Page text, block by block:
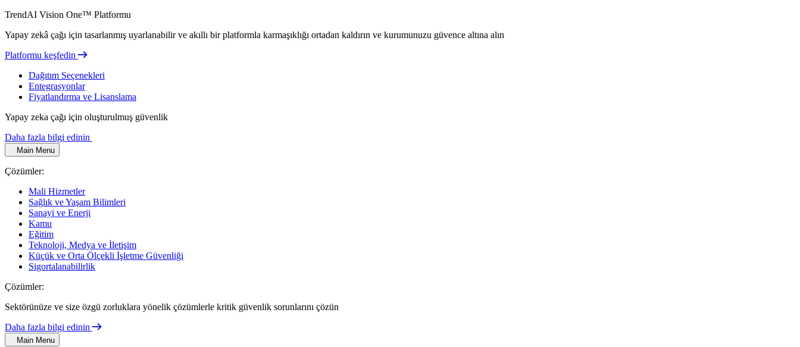
TrendAI Vision One™ Platformu
Yapay zekâ çağı için tasarlanmış uyarlanabilir ve akıllı bir platformla karmaşıklığı ortadan kaldırın ve kurumunuzu güvence altına alın
Platformu keşfedin
Dağıtım Seçenekleri
Entegrasyonlar
Fiyatlandırma ve Lisanslama
Yapay zeka çağı için oluşturulmuş güvenlik
Daha fazla bilgi edinin
Main Menu
Çözümler:
Mali Hizmetler
Sağlık ve Yaşam Bilimleri
Sanayi ve Enerji
Kamu
Eğitim
Teknoloji, Medya ve İletişim
Küçük ve Orta Ölçekli İşletme Güvenliği
Sigortalanabilirlik
Çözümler:
Sektörünüze ve size özgü zorluklara yönelik çözümlerle kritik güvenlik sorunlarını çözün
Daha fazla bilgi edinin
Main Menu